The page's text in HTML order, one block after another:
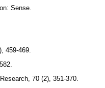
Sense.
459-469.
70 (2), 351-370.